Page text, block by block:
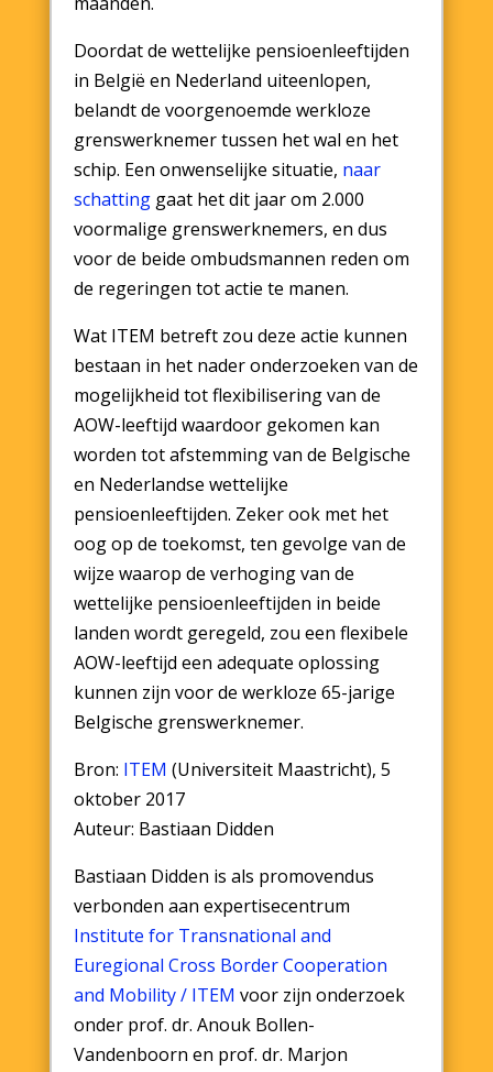
Doordat de wettelijke pensioenleeftijden
in België en Nederland uiteenlopen,
belandt de voorgenoemde werkloze
grenswerknemer tussen het wal en het
schip. Een onwenselijke situatie, naar
schattinggaat het dit jaar om 2.000
voormalige grenswerknemers, en dus
voor de beide ombudsmannen reden om
de regeringen tot actie te manen.
Wat ITEM betreft zou deze actie kunnen
bestaan in het nader onderzoeken van de
mogelijkheid tot flexibilisering van de
AOW-leeftijd waardoor gekomen kan
worden tot afstemming van de Belgische
en Nederlandse wettelijke
pensioenleeftijden. Zeker ook met het
oog op de toekomst, ten gevolge van de
wijze waarop de verhoging van de
wettelijke pensioenleeftijden in beide
landen wordt geregeld, zou een flexibele
AOW-leeftijd een adequate oplossing
kunnen zijn voor de werkloze 65-jarige
Belgische grenswerknemer.
Bron: ITEM (Universiteit Maastricht), 5
oktober 2017
Auteur: Bastiaan Didden
Bastiaan Didden is als promovendus
verbonden aan expertisecentrum
Institute for Transnational and
Euregional Cross Border Cooperation
and Mobility / ITEM voor zijn onderzoek
onder prof. dr. Anouk Bollen-
Vandenboorn en prof. dr. Marjon